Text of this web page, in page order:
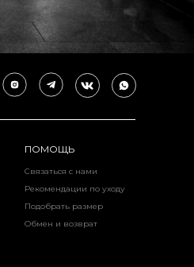
ПОМОЩЬ
Связаться с нами
Рекомендации по уходу
Подобрать размер
Обмен и возврат